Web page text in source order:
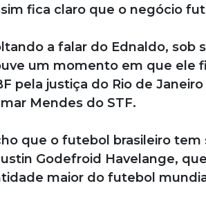
fica claro que o negócio
a falar do Ednaldo, sob
um momento em que ele
pela justiça do Rio de
Mendes do STF.
que o futebol brasileiro
Godefroid Havelange,
maior do futebol